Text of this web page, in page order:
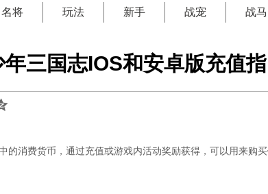
名将 玩法 新手 战宠 战马
年三国志IOS和安卓版充值指
消费货币，通过充值或游戏内活动奖励获得，可以用来购